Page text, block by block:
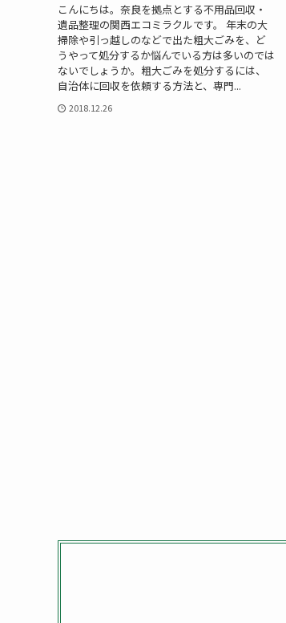
こんにちは。奈良を拠点とする不用品回収・
遺品整理の関西エコミラクルです。 年末の大
掃除や引っ越しのなどで出た粗大ごみを、ど
うやって処分するか悩んでいる方は多いのでは
ないでしょうか。粗大ごみを処分するには、
自治体に回収を依頼する方法と、専門...
2018.12.26